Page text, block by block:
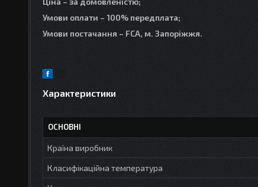
Умови оплати – 100% передплата;
Умови постачання – FCA, м. Запоріжжя.
Характеристики
ОСНОВНІ
Країна виробник
Класифікаційна температура